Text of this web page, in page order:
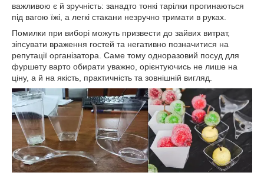
важливою є й зручність: занадто тонкі тарілки прогинаються
під вагою їжі, а легкі стакани незручно тримати в руках.
Помилки при виборі можуть призвести до зайвих витрат,
зіпсувати враження гостей та негативно позначитися на
репутації організатора. Саме тому одноразовий посуд для
фуршету варто обирати уважно, орієнтуючись не лише на
ціну, а й на якість, практичність та зовнішній вигляд.